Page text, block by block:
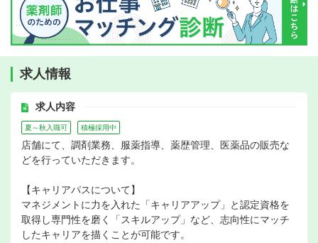
求人情報
求人内容
夏～秋入職可 積極採用中
店舗にて、調剤業務、服薬指導、薬歴管理、医薬品の販売な
どを行っていただきます。
【キャリアパスについて】
マネジメントに力を入れた「キャリアアップ」と認定資格を
取得し専門性を磨く「スキルアップ」など、志向性にマッチ
したキャリアを描くことが可能です。